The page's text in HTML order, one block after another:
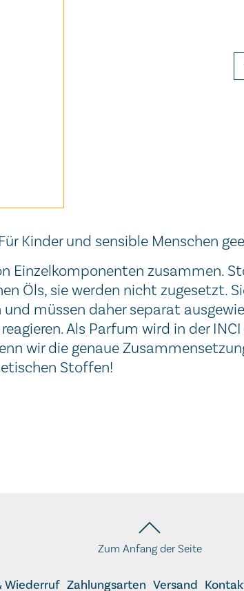
Kinder und sensible Menschen
Einzelkomponenten zusammen.
Öls, sie werden nicht zugesetzt.
müssen daher separat
Als Parfum wird in der
wir die genaue
Stoffen!
Zum Anfang der Seite
Wiederruf Zahlungsarten Versand